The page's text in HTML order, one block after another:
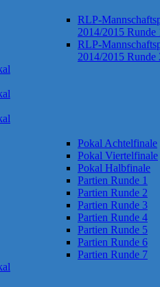
RLP-
2014/2015 Runde
RLP-
2014/2015 Runde
Pokal Achtelfinale
Pokal Viertelfinale
Pokal Halbfinale
Partien Runde 1
Partien Runde 2
Partien Runde 3
Partien Runde 4
Partien Runde 5
Partien Runde 6
Partien Runde 7